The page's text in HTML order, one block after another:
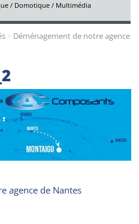
/ Domotique / Multimédia
> Déménagement de notre agence
agence de Nantes